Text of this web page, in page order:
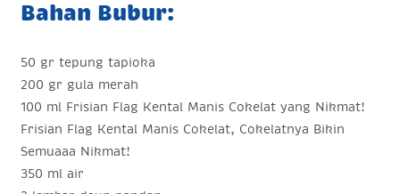
Bahan Bubur:
50 gr tepung tapioka
200 gr gula merah
100 ml Frisian Flag Kental Manis Cokelat yang Nikmat!
Frisian Flag Kental Manis Cokelat, Cokelatnya Bikin
Semuaaa Nikmat!
350 ml air